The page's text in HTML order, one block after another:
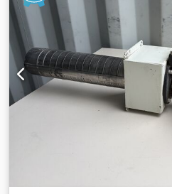
Τεχνικά χαρακτηριστικά αντλίας:
Μοντέλο: CRK2-260 AMA AUUV
Τροφοδοσία: Τριφασική
λίτρα/λεπτό Ύψος άντλησης:
χαρακτηριστικά κινητήρα:
Κατασκευαστής: Grundfos
Ισχύς: 3,0 kW Τροφοδοσία:
Ταχύτητα περιστροφής:
προστασίας: IP54 Κλάση